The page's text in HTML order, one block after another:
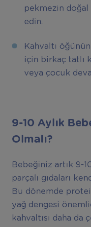
pekmezin doğal
edin.
Kahvaltı
için birkaç tatlı
veya çocuk
9-10 Ayl ı k
Olmal ı?
Bebeğiniz artık 9-
parçalı gıdaları
Bu dönemde
yağ dengesi
kahvaltısı daha da